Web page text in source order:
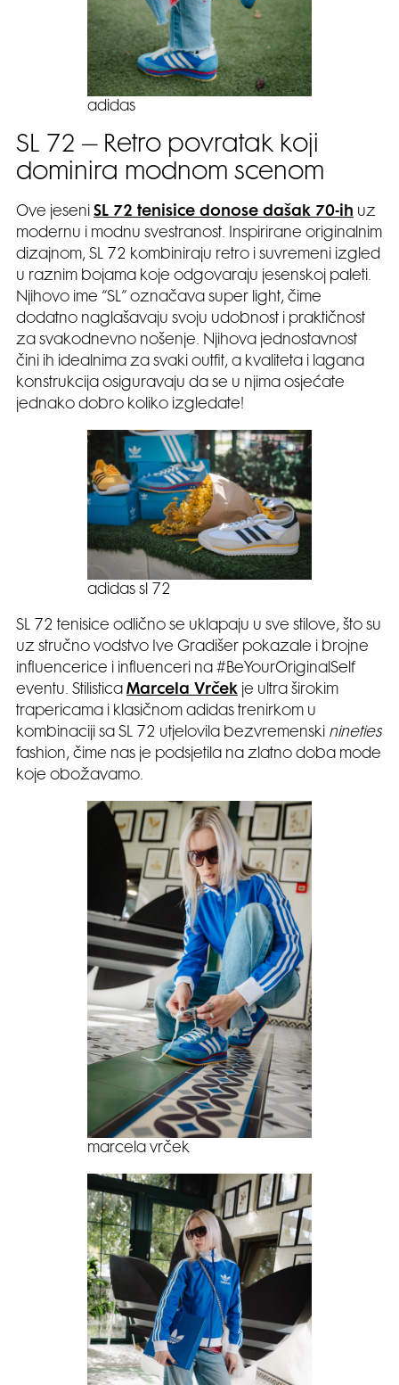
adidas
SL 72 – Retro povratak koji
dominira modnom scenom
Ove jeseni SL 72 tenisice donose dašak 70-ih uz
modernu i modnu svestranost. Inspirirane originalnim
dizajnom, SL 72 kombiniraju retro i suvremeni izgled
u raznim bojama koje odgovaraju jesenskoj paleti.
Njihovo ime “SL” označava super light, čime
dodatno naglašavaju svoju udobnost i praktičnost
za svakodnevno nošenje. Njihova jednostavnost
čini ih idealnima za svaki outfit, a kvaliteta i lagana
konstrukcija osiguravaju da se u njima osjećate
jednako dobro koliko izgledate!
adidas sl 72
SL 72 tenisice odlično se uklapaju u sve stilove, što su
uz stručno vodstvo Ive Gradišer pokazale i brojne
influencerice i influenceri na #BeYourOriginalSelf
eventu. Stilistica Marcela Vrček je ultra širokim
trapericama i klasičnom adidas trenirkom u
kombinaciji sa SL 72 utjelovila bezvremenski nineties
fashion, čime nas je podsjetila na zlatno doba mode
koje obožavamo.
marcela vrček